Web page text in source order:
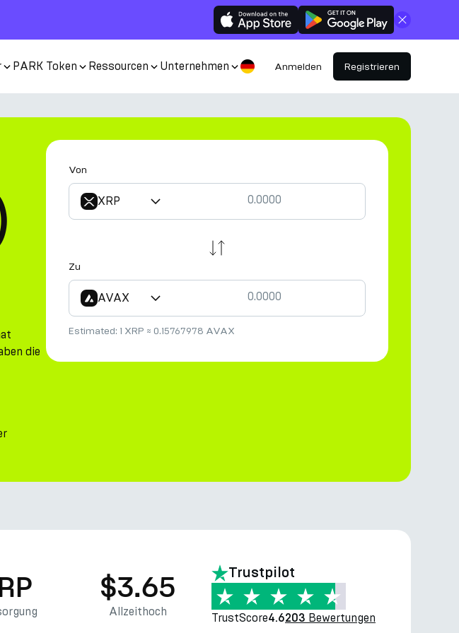
Schließen
PARK Token Ressourcen Unternehmen Anmelden Registrieren
die
Von
XRP
Zu
AVAX
Estimated: 1 XRP ≈ 0.15767978 AVAX
$3.65
Allzeithoch
Trustpilot
TrustScore4.6203 Bewertungen